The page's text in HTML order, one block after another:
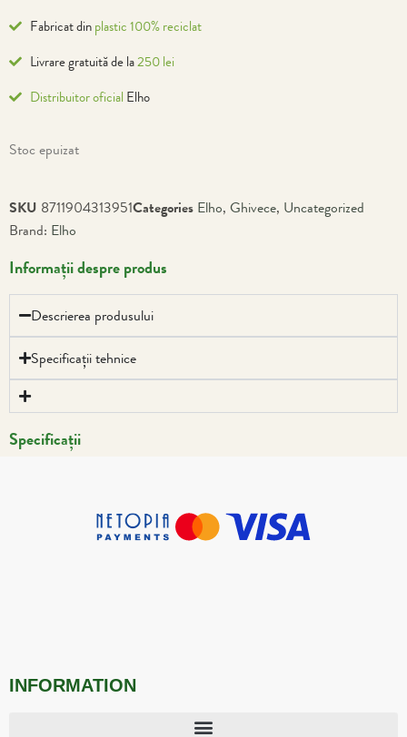
Fabricat dinplastic 100% reciclat
Livrare gratuită de la250 lei
Distribuitor oficial Elho
Stoc epuizat
SKU 8711904313951Categories Elho, Ghivece, Uncategorized
Brand: Elho
Informații despre produs
Descrierea produsului
Specificații tehnice
Specificații
INFORMATION